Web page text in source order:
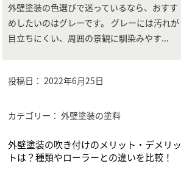
外壁塗装の色選びで迷っているなら、おすす
めしたいのはグレーです。 グレーには汚れが
目立ちにくい、周囲の景観に馴染みやす...
投稿日：2022年6月25日
カテゴリー： 外壁塗装の塗料
外壁塗装の吹き付けのメリット・デメリッ
トは？種類やローラーとの違いを比較！